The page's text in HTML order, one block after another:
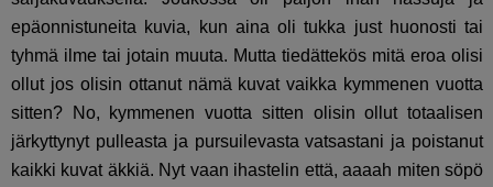
epäonnistuneita kuvia, kun aina oli tukka just huonosti tai
tyhmä ilme tai jotain muuta. Mutta tiedättekös mitä eroa olisi
ollut jos olisin ottanut nämä kuvat vaikka kymmenen vuotta
sitten? No, kymmenen vuotta sitten olisin ollut totaalisen
järkyttynyt pulleasta ja pursuilevasta vatsastani ja poistanut
kaikki kuvat äkkiä. Nyt vaan ihastelin että, aaaah miten söpö